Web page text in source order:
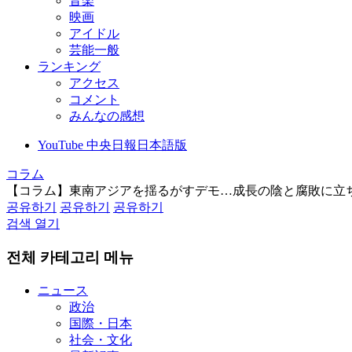
映画
アイドル
芸能一般
ランキング
アクセス
コメント
みんなの感想
YouTube 中央日報日本語版
コラム
【コラム】東南アジアを揺るがすデモ…成長の陰と腐敗に立
공유하기
공유하기
공유하기
검색 열기
전체 카테고리 메뉴
ニュース
政治
国際・日本
社会・文化